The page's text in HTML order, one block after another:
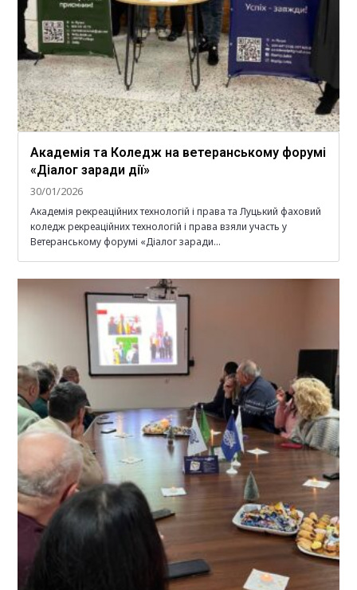
Академія та Коледж на ветеранському форумі
«Діалог заради дії»
30/01/2026
Академія рекреаційних технологій і права та Луцький фаховий
коледж рекреаційних технологій і права взяли участь у
Ветеранському форумі «Діалог заради…